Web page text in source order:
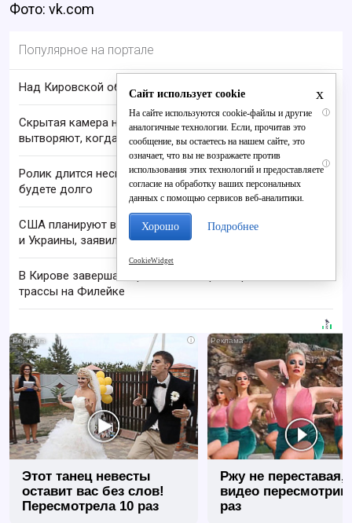
Фото: vk.com
Популярное на портале
Над Кировской областью сбили БПЛА
i
Скрытая камера на пляже Крыма: Что люди
вытворяют, когда их не видят...
i
Ролик длится несколько секунд, а смеяться вы
будете долго
США планируют возобновить переговоры России
и Украины, заявил Рубио
В Кирове завершают ремонт лыжероллерной
трассы на Филейке
i
Этот танец невесты
оставит вас без слов!
Пересмотрела 10 раз
Ржу не переставая,
видео
раз
x
Сайт использует cookie
На сайте используются cookie-файлы и другие
аналогичные технологии. Если, прочитав это
сообщение, вы остаетесь на нашем сайте, это
означает, что вы не возражаете против
использования этих технологий и предоставляете
согласие на обработку ваших персональных
данных с помощью сервисов веб-аналитики.
Хорошо Подробнее
CookieWidget